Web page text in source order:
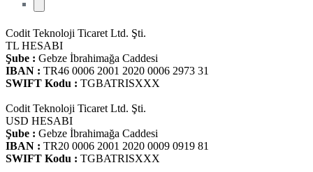
Codit Teknoloji Ticaret Ltd. Şti.
TL HESABI
Şube : Gebze İbrahimağa Caddesi
IBAN : TR46 0006 2001 2020 0006 2973 31
SWIFT Kodu : TGBATRISXXX
Codit Teknoloji Ticaret Ltd. Şti.
USD HESABI
Şube : Gebze İbrahimağa Caddesi
IBAN : TR20 0006 2001 2020 0009 0919 81
SWIFT Kodu : TGBATRISXXX